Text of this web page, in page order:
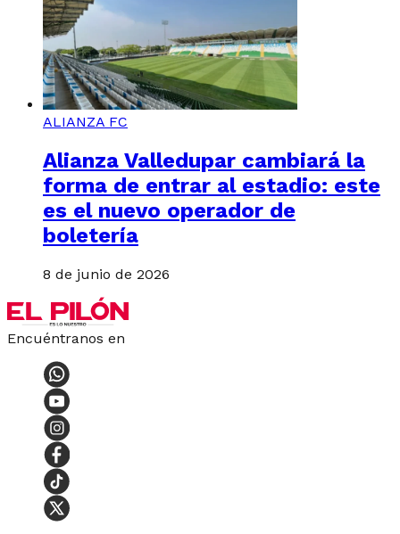
ALIANZA FC
Alianza Valledupar cambiará la
forma de entrar al estadio: este
es el nuevo operador de
boletería
8 de junio de 2026
Encuéntranos en